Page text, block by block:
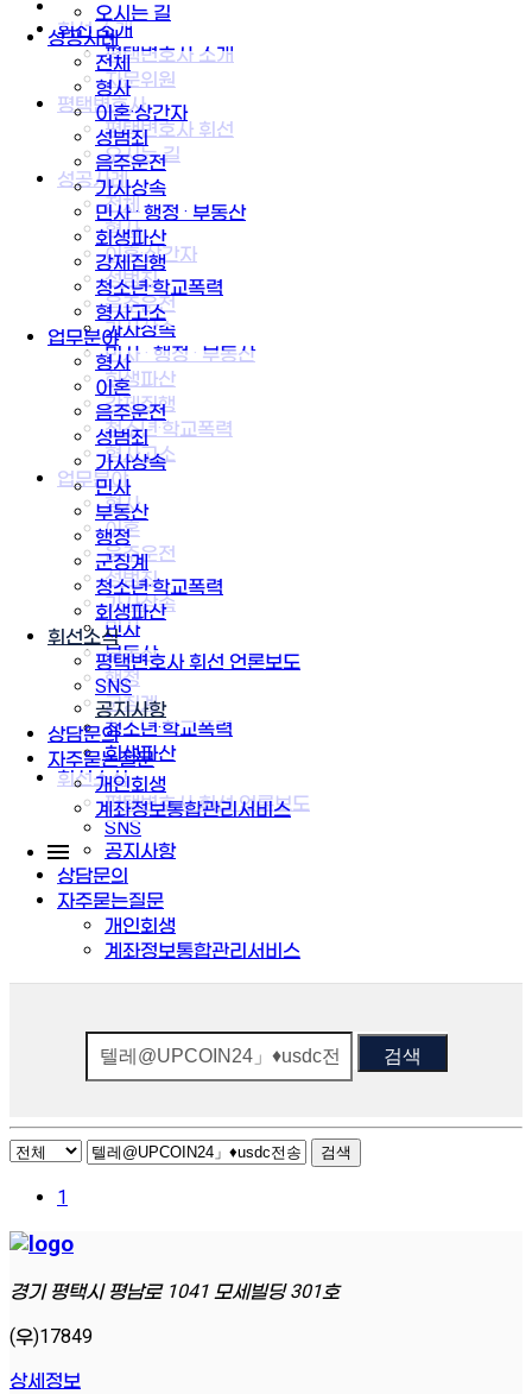
오시는 길
성공사례
전체
형사
이혼·상간자
성범죄
음주운전
가사상속
민사 · 행정 · 부동산
회생파산
강제집행
청소년·학교폭력
형사고소
업무분야
형사
이혼
음주운전
성범죄
가사상속
민사
부동산
행정
군징계
청소년·학교폭력
회생파산
휘선소식
평택변호사 휘선 언론보도
SNS
공지사항
상담문의
자주묻는질문
개인회생
계좌정보통합관리서비스
휘선 소개
평택변호사 소개
자문위원
평택변호사
평택변호사 휘선
오시는 길
성공사례
전체
형사
이혼·상간자
성범죄
음주운전
가사상속
민사 · 행정 · 부동산
회생파산
강제집행
청소년·학교폭력
형사고소
업무분야
형사
이혼
음주운전
성범죄
가사상속
민사
부동산
행정
군징계
청소년·학교폭력
회생파산
휘선소식
평택변호사 휘선 언론보도
SNS
공지사항
상담문의
자주묻는질문
개인회생
계좌정보통합관리서비스
검색
검색
1
경기 평택시 평남로 1041 모세빌딩 301호
(우)17849
상세정보